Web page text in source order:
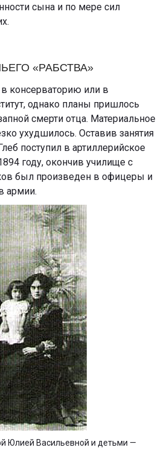
сына и по мере сил
«РАБСТВА»
в консерваторию или в
однако планы пришлось
смерти отца. Материальное
ухудшилось. Оставив занятия
поступил в артиллерийское
году, окончив училище с
был произведен в офицеры и
армии.
Юлией Васильевной и детьми —